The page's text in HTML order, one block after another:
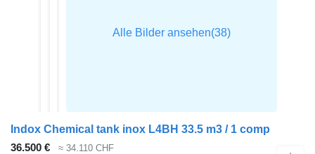
Indox Chemical tank inox L4BH 33.5 m3 / 1 comp
36.500 €
≈ 34.110 CHF